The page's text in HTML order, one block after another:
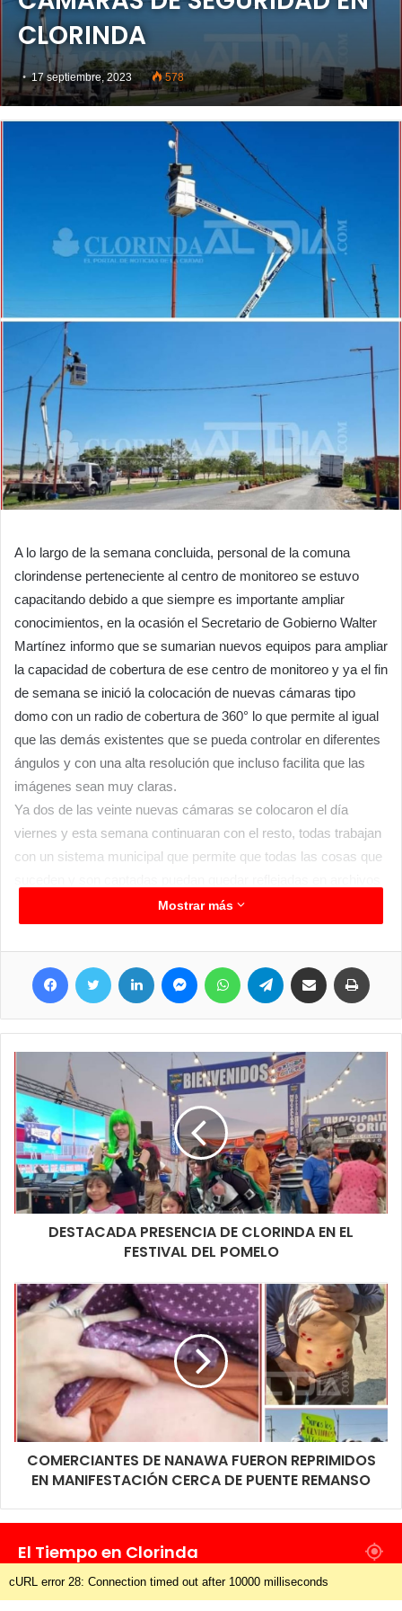
CLORINDA
17 septiembre, 2023 578
A lo largo de la semana concluida, personal de la comuna
clorindense perteneciente al centro de monitoreo se estuvo
capacitando debido a que siempre es importante ampliar
conocimientos, en la ocasión el Secretario de Gobierno Walter
Martínez informo que se sumarian nuevos equipos para ampliar
la capacidad de cobertura de ese centro de monitoreo y ya el fin
de semana se inició la colocación de nuevas cámaras tipo
domo con un radio de cobertura de 360° lo que permite al igual
que las demás existentes que se pueda controlar en diferentes
ángulos y con una alta resolución que incluso facilita que las
imágenes sean muy claras.
Ya dos de las veinte nuevas cámaras se colocaron el día
viernes y esta semana continuaran con el resto, todas trabajan
con un sistema municipal que permite que todas las cosas que
que luego d ser necesarias se utilizan para esclarecimiento de
diferentes hechos.
Las primeras cámaras que están siendo instaladas según se
informó, estarán ubicadas en sectores de accesos a la ciudad
desde la zona sur hasta la rotonda principal de ingreso, el
trabajo es ejecutado íntegramente por mano de obra municipal,
tiempo en todo lo ligado a lo informático y tecnológico para el
municipio clorindense.
Mostrar más
Facebook Twitter LinkedIn MessengerWhatsApp Telegram Compartir por correo electrónico
DESTACADA PRESENCIA DE CLORINDA EN EL
FESTIVAL DEL POMELO
COMERCIANTES DE NANAWA FUERON REPRIMIDOS
EN MANIFESTACIÓN CERCA DE PUENTE REMANSO
El Tiempo en Clorinda
cURL error 28: Connection timed out after 10000 milliseconds